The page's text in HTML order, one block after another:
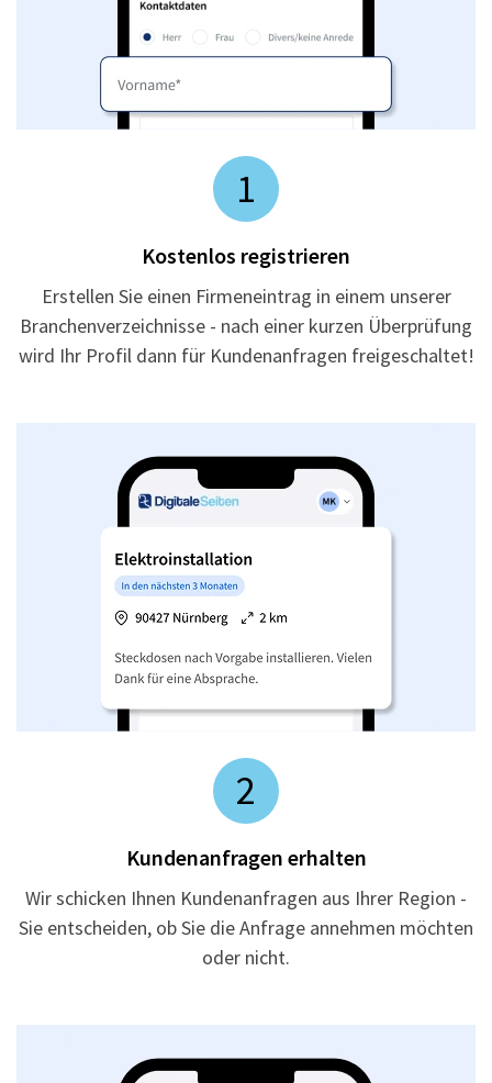
1
Kostenlos registrieren
Erstellen Sie einen Firmeneintrag in einem unserer
Branchenverzeichnisse - nach einer kurzen Überprüfung
wird Ihr Profil dann für Kundenanfragen freigeschaltet!
2
Kundenanfragen erhalten
Wir schicken Ihnen Kundenanfragen aus Ihrer Region -
Sie entscheiden, ob Sie die Anfrage annehmen möchten
oder nicht.